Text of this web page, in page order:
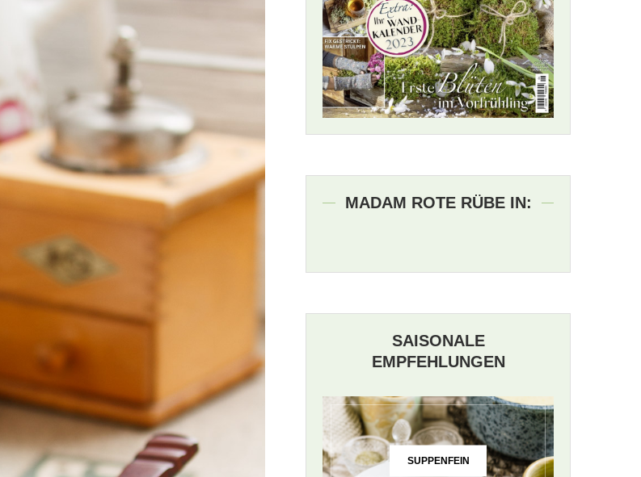
MADAM ROTE RÜBE IN:
SAISONALE
EMPFEHLUNGEN
SUPPENFEIN